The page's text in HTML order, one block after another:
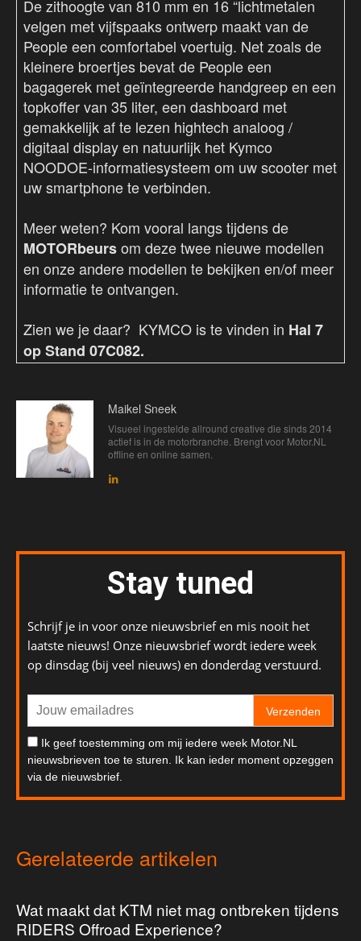
De zithoogte van 810 mm en 16 “lichtmetalen
velgen met vijfspaaks ontwerp maakt van de
People een comfortabel voertuig. Net zoals de
kleinere broertjes bevat de People een
bagagerek met geïntegreerde handgreep en een
topkoffer van 35 liter, een dashboard met
gemakkelijk af te lezen hightech analoog /
digitaal display en natuurlijk het Kymco
NOODOE-informatiesysteem om uw scooter met
uw smartphone te verbinden.
Meer weten? Kom vooral langs tijdens de
MOTORbeursom deze twee nieuwe modellen
en onze andere modellen te bekijken en/of meer
informatie te ontvangen.
Zien we je daar? KYMCO is te vinden in Hal 7
op Stand 07C082.
Maikel Sneek
Visueel ingestelde allround creative die sinds 2014
actief is in de motorbranche. Brengt voor Motor.NL
offline en online samen.
Stay tuned
Schrijf je in voor onze nieuwsbrief en mis nooit het
laatste nieuws! Onze nieuwsbrief wordt iedere week
op dinsdag (bij veel nieuws) en donderdag verstuurd.
Verzenden
Ik geef toestemming om mij iedere week Motor.NL
nieuwsbrieven toe te sturen. Ik kan ieder moment opzeggen
via de nieuwsbrief.
Gerelateerde artikelen
Wat maakt dat KTM niet mag ontbreken tijdens
RIDERS Offroad Experience?